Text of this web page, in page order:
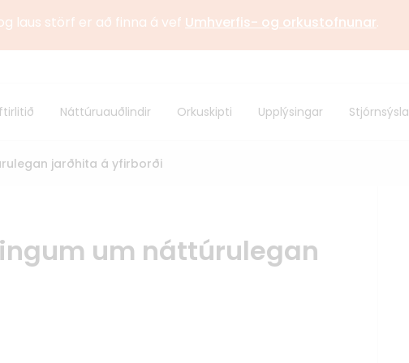
laus störf er að finna á vef Umhverfis- og orkustofnunar.
samstarf
Alþjóðlegt samstarf
Náttúruauðlindir Orkuskipti Upplýsingar Stjórnsýsla
jarðhita á yfirborði
um náttúrulegan